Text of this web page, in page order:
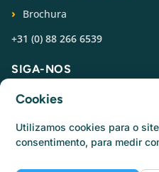
Brochura
+31 (0) 88 266 6539
SIGA-NOS
Cookies
Utilizamos cookies para o
consentimento, para medir